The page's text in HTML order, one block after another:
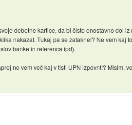
debetne kartice, da bi čisto enostavno dol
nakazat. Tukaj pa se zatakne!? Ne vem kaj
banke in referenca ipd).
ne vem več kaj v tisti UPN izpovnt!? Mislm,